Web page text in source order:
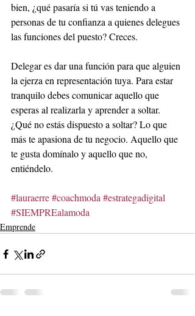
bien, ¿qué pasaría si tú vas teniendo a
personas de tu confianza a quienes delegues
las funciones del puesto? Creces.
Delegar es dar una función para que alguien
la ejerza en representación tuya. Para estar
tranquilo debes comunicar aquello que
esperas al realizarla y aprender a soltar.
¿Qué no estás dispuesto a soltar? Lo que
más te apasiona de tu negocio. Aquello que
te gusta domínalo y aquello que no,
entiéndelo.
#lauraerre#coachmoda #estrategadigital
#SIEMPREalamoda
Emprende